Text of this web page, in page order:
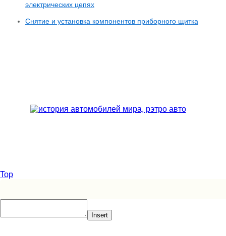
электрических цепях
Снятие и установка компонентов приборного щитка
Top
Insert